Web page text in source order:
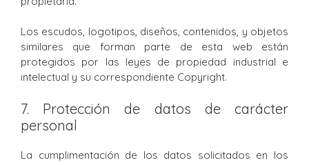
Los escudos, logotipos, diseños, contenidos, y objetos
similares que forman parte de esta web están
protegidos por las leyes de propiedad industrial e
intelectual y su correspondiente Copyright.
7. Protección de datos de carácter
personal
La cumplimentación de los datos solicitados en los